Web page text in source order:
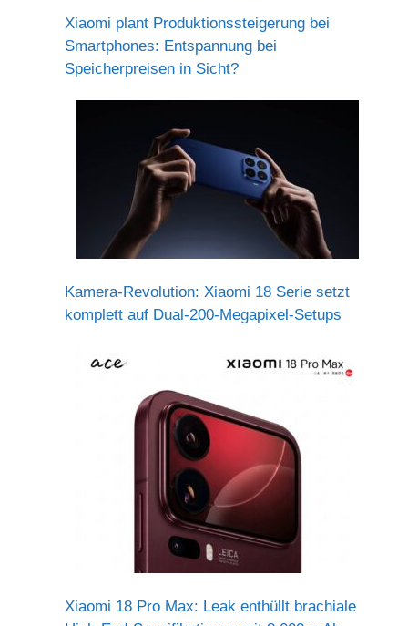
Xiaomi plant Produktionssteigerung bei
Smartphones: Entspannung bei
Speicherpreisen in Sicht?
Kamera-Revolution: Xiaomi 18 Serie setzt
komplett auf Dual-200-Megapixel-Setups
Xiaomi 18 Pro Max: Leak enthüllt brachiale